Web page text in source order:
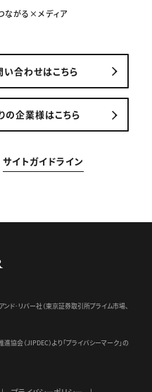
ながる×メディア
合わせはこちら
の企業様はこちら
サイトガイドライン
ンド･リバー社（東京証券取引所プライム市場、
協会（JIPDEC）より 「プライバシーマーク」の